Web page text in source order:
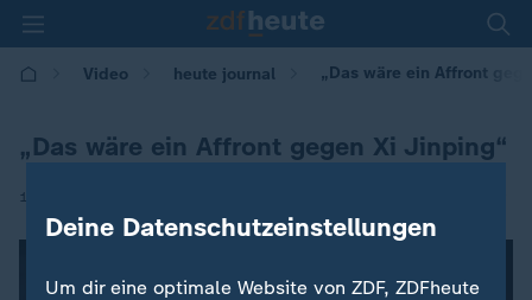
Video heute journal „Das wäre ein Affront
„Das wäre ein Affront gegen Xi Jinping“
15.05.2026 | 22:00
Deine Datenschutzeinstellungen
Um dir eine optimale Website von ZDF, ZDFheute